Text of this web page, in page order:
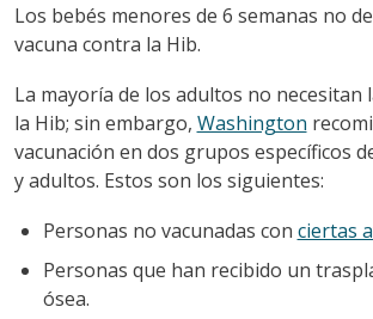
Los bebés menores de 6 semanas no
vacuna contra la Hib.
La mayoría de los adultos no necesitan
la Hib; sin embargo, Washington
vacunación en dos grupos específicos
y adultos. Estos son los siguientes:
Personas no vacunadas con ciertas
Personas que han recibido un
ósea.